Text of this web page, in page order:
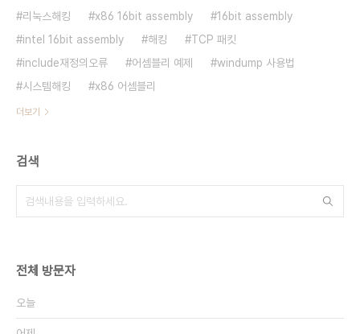
리눅스해킹
x86 16bit assembly
16bit assembly
intel 16bit assembly
해킹
TCP 패킷
include재정의오류
어셈블리 예제
windump 사용법
시스템해킹
x86 어셈블리
더보기
검색
전체 방문자
오늘